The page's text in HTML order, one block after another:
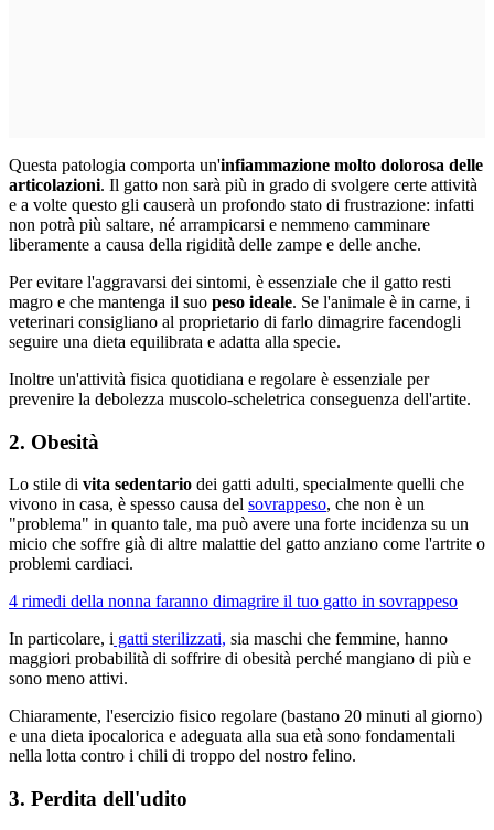
Questa patologia comporta un'infiammazione molto dolorosa delle
articolazioni. Il gatto non sarà più in grado di svolgere certe attività
e a volte questo gli causerà un profondo stato di frustrazione: infatti
non potrà più saltare, né arrampicarsi e nemmeno camminare
liberamente a causa della rigidità delle zampe e delle anche.
Per evitare l'aggravarsi dei sintomi, è essenziale che il gatto resti
magro e che mantenga il suo peso ideale. Se l'animale è in carne, i
veterinari consigliano al proprietario di farlo dimagrire facendogli
seguire una dieta equilibrata e adatta alla specie.
Inoltre un'attività fisica quotidiana e regolare è essenziale per
prevenire la debolezza muscolo-scheletrica conseguenza dell'artite.
2. Obesità
Lo stile di vita sedentario dei gatti adulti, specialmente quelli che
vivono in casa, è spesso causa del sovrappeso, che non è un
"problema" in quanto tale, ma può avere una forte incidenza su un
micio che soffre già di altre malattie del gatto anziano come l'artrite o
problemi cardiaci.
4 rimedi della nonna faranno dimagrire il tuo gatto in sovrappeso
In particolare, i gatti sterilizzati, sia maschi che femmine, hanno
maggiori probabilità di soffrire di obesità perché mangiano di più e
sono meno attivi.
Chiaramente, l'esercizio fisico regolare (bastano 20 minuti al giorno)
e una dieta ipocalorica e adeguata alla sua età sono fondamentali
nella lotta contro i chili di troppo del nostro felino.
3. Perdita dell'udito